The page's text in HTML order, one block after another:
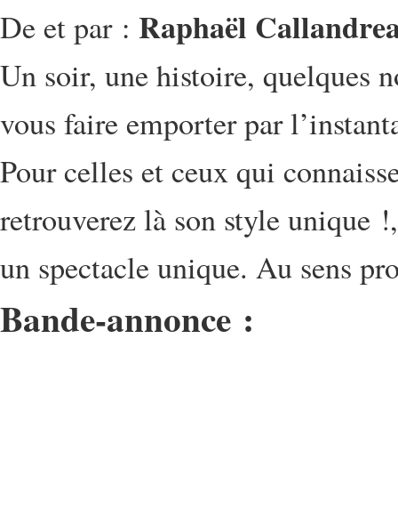
De et par : Raphaël
Un soir, une histoire, quelques
vous faire emporter par
Pour celles et ceux qui
retrouverez là son style unique
un spectacle unique. Au sens
Bande-annonce :